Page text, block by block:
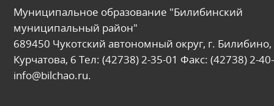
Муниципальное образование "Билибинский
муниципальный район"
689450 Чукотский автономный округ, г. Билибино,
Курчатова, 6 Тел: (42738) 2-35-01 Факс: (42738) 2-
info@bilchao.ru.